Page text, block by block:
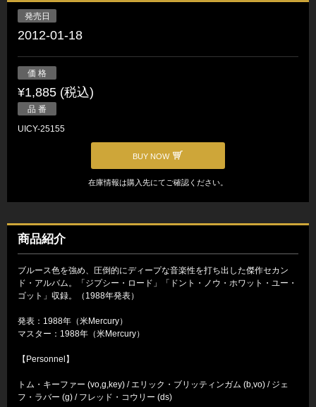
発売日
2012-01-18
価 格
¥1,885 (税込)
品 番
UICY-25155
BUY NOW
在庫情報は購入先にてご確認ください。
商品紹介
ブルース色を強め、圧倒的にディープな音楽性を打ち出した傑作セカン
ド・アルバム。「ジプシー・ロード」「ドント・ノウ・ホワット・ユー・
ゴット」収録。（1988年発表）
発表：1988年（米Mercury）
マスター：1988年（米Mercury）
【Personnel】
トム・キーファー (vo,g,key) / エリック・ブリッティンガム (b,vo) / ジェ
フ・ラバー (g) / フレッド・コウリー (ds)